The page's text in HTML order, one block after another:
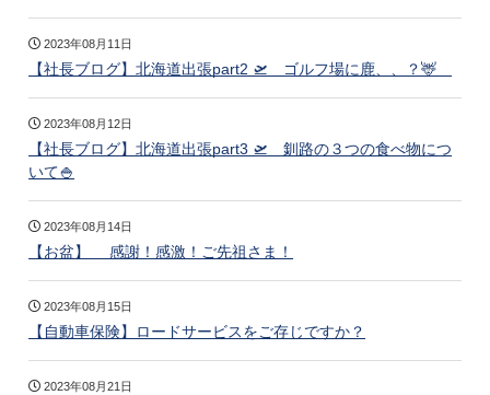
2023年08月11日
【社長ブログ】北海道出張part2 🛫 ゴルフ場に鹿、、？🦌
2023年08月12日
【社長ブログ】北海道出張part3 🛫 釧路の３つの食べ物につ
いて🍚
2023年08月14日
【お盆】 感謝！感激！ご先祖さま！
2023年08月15日
【自動車保険】ロードサービスをご存じですか？
2023年08月21日